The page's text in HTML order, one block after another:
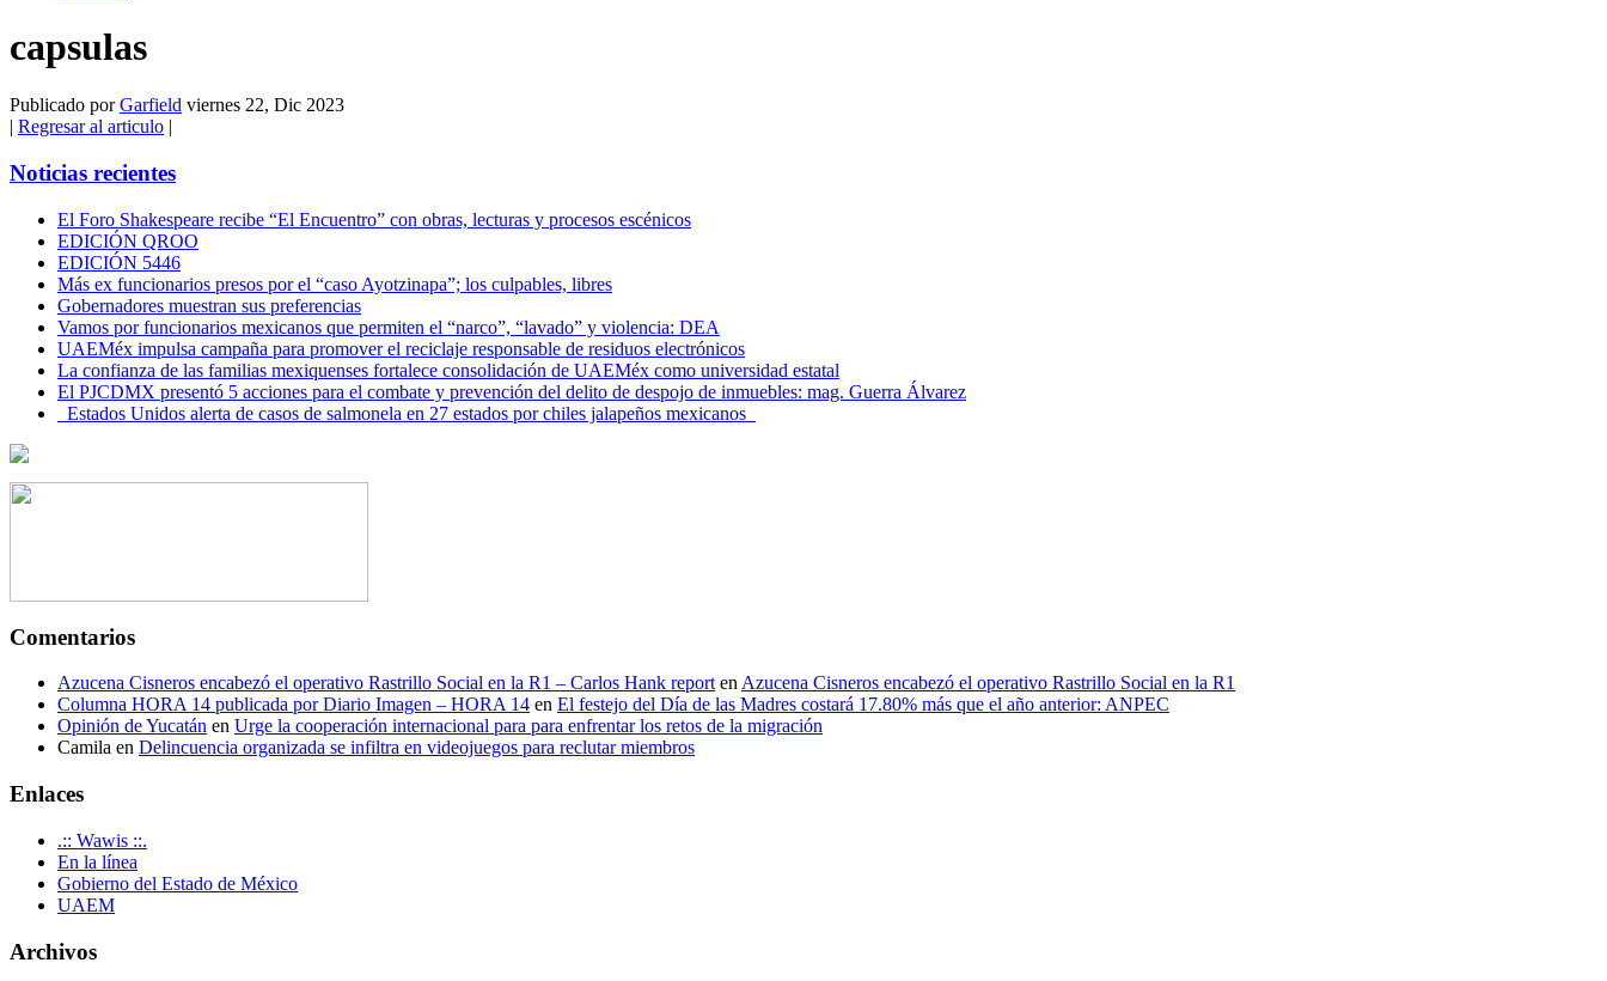
capsulas
Publicado porGarfield viernes 22, Dic 2023
Regresar al articulo
Noticias recientes
El Foro Shakespeare recibe “El Encuentro” con obras, lecturas y procesos escénicos
EDICIÓN QROO
EDICIÓN 5446
Más ex funcionarios presos por el “caso Ayotzinapa”; los culpables, libres
Gobernadores muestran sus preferencias
Vamos por funcionarios mexicanos que permiten el “narco”, “lavado” y violencia: DEA
UAEMéx impulsa campaña para promover el reciclaje responsable de residuos electrónicos
La confianza de las familias mexiquenses fortalece consolidación de UAEMéx como universidad estatal
El PJCDMX presentó 5 acciones para el combate y prevención del delito de despojo de inmuebles: mag. Guerra Álvarez
Estados Unidos alerta de casos de salmonela en 27 estados por chiles jalapeños mexicanos
Comentarios
Azucena Cisneros encabezó el operativo Rastrillo Social en la R1 – Carlos Hank report en Azucena Cisneros encabezó el operativo Rastrillo Social en la R1
Columna HORA 14 publicada por Diario Imagen – HORA 14 en El festejo del Día de las Madres costará 17.80% más que el año anterior: ANPEC
Opinión de Yucatán en Urge la cooperación internacional para para enfrentar los retos de la migración
Camila en Delincuencia organizada se infiltra en videojuegos para reclutar miembros
Enlaces
.:: Wawis ::.
En la línea
Gobierno del Estado de México
UAEM
Archivos